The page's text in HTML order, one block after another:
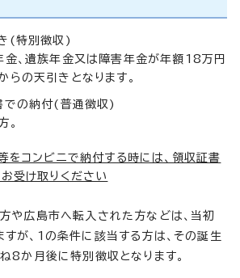
(特別徴収)
金、遺族年金又は障害年金が年額18万円
らの天引きとなります。
での納付(普通徴収)
。
をコンビニで納付する時には、領収証書
受け取りください
や広島市へ転入された方などは、当初
すが、1の条件に該当する方は、その誕生
8か月後に特別徴収となります。